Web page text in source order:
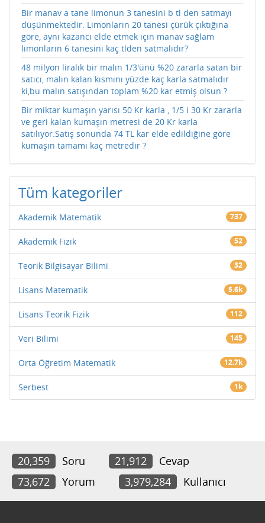
Bir manav a tane limonun 3 tanesini b tl den satmayı
düşünmektedir. Limonların 20 tanesi çürük çıktığına
göre, aynı kazancı elde etmek için manav sağlam
limonların 6 tanesini kaç tlden satmalıdır?
48 milyon liralık bir malın 1/3'ünü %20 zararla satan bir
satıcı, malın kalan kısmını yüzde kaç karla satmalıdır
ki,bu malın satışından toplam %20 kar etmiş olsun ?
Bir miktar kumaşın yarısı 50 Kr karla , 1/5 i 30 Kr zararla
ve geri kalan kumaşın metresi de 20 Kr karla
satılıyor.Satış sonunda 74 TL kar elde edildiğine göre
kumaşın tamamı kaç metredir ?
Tüm kategoriler
Akademik Matematik 737
Akademik Fizik 52
Teorik Bilgisayar Bilimi 32
Lisans Matematik 5.6k
Lisans Teorik Fizik 112
Veri Bilimi 145
Orta Öğretim Matematik 12.7k
Serbest 1k
20,359 Soru 21,912
Cevap
73,672
Yorum 3,979,284 Kullanıcı